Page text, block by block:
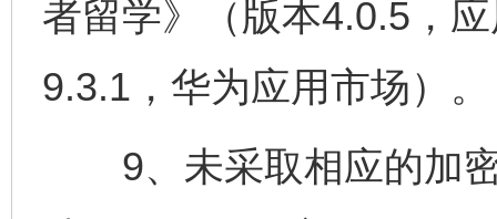
者留学》（版本4.0.5，
9.3.1，华为应用市场）。
9、未采取相应的加密